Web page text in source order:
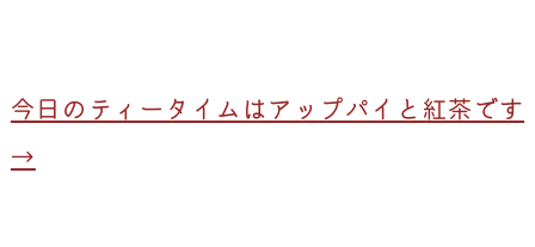
k
今日のティータイムはアップパイと紅茶です
→